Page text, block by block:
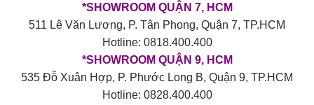
*SHOWROOM QUẬN 7, HCM
511 Lê Văn Lương, P. Tân Phong, Quận 7, TP.HCM
Hotline: 0818.400.400
*SHOWROOM QUẬN 9, HCM
535 Đỗ Xuân Hợp, P. Phước Long B, Quận 9, TP.HCM
Hotline: 0828.400.400